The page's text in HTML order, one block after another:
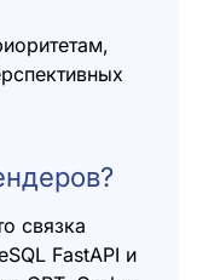
связка
FastAPI и